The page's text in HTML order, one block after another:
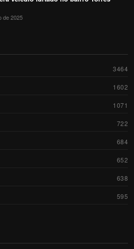
de 2025
3464
1602
1071
722
684
652
638
595